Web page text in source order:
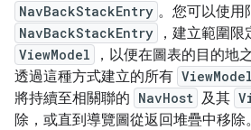
NavBackStackEntry 。您可以使用
NavBackStackEntry ，建立範圍
ViewModel
，以便在圖表的目的地
透過這種方式建立的所有 ViewModel
將持續至相關聯的 NavHost 及其
除，或直到導覽圖從返回堆疊中移除。